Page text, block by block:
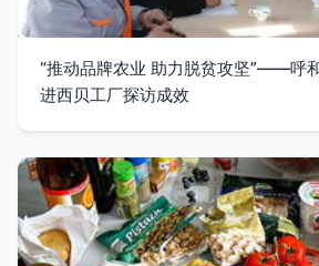
“推动品牌农业 助力脱贫攻坚”——呼
进西贝工厂探访成效